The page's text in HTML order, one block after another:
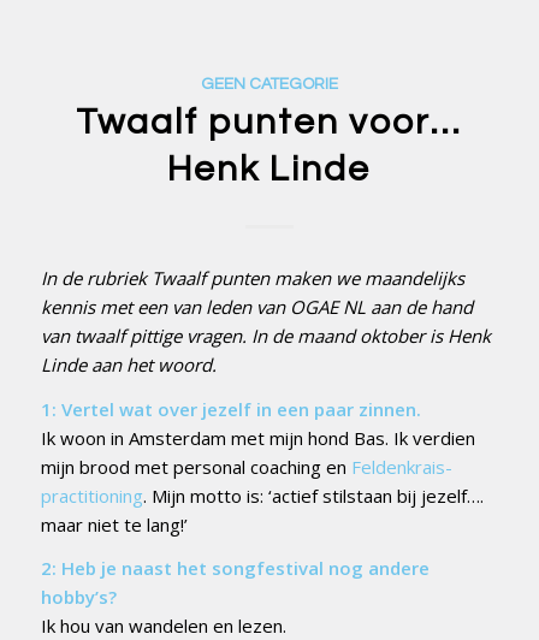
GEEN CATEGORIE
Twaalf punten voor…
Henk Linde
In de rubriek Twaalf punten maken we maandelijks
kennis met een van leden van OGAE NL aan de hand
van twaalf pittige vragen. In de maand oktober is Henk
Linde aan het woord.
1: Vertel wat over jezelf in een paar zinnen.
Ik woon in Amsterdam met mijn hond Bas. Ik verdien
mijn brood met personal coaching en Feldenkrais-
practitioning. Mijn motto is: ‘actief stilstaan bij jezelf….
maar niet te lang!’
2: Heb je naast het songfestival nog andere
hobby’s?
Ik hou van wandelen en lezen.